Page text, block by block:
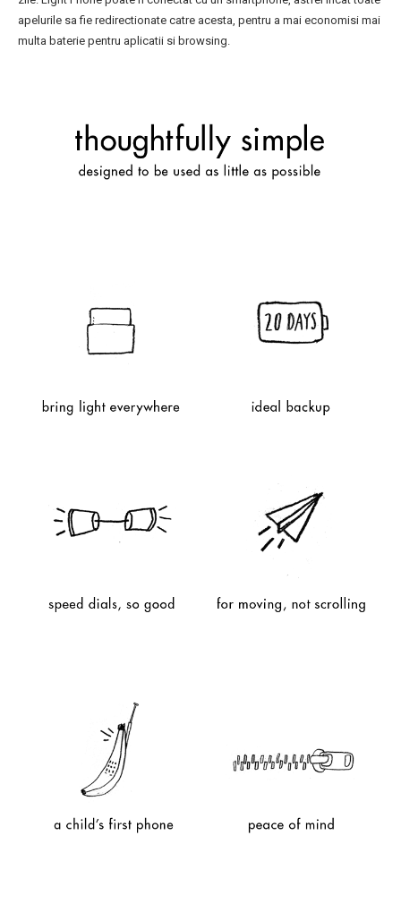
apelurile sa fie redirectionate catre acesta, pentru a mai economisi mai
multa baterie pentru aplicatii si browsing.